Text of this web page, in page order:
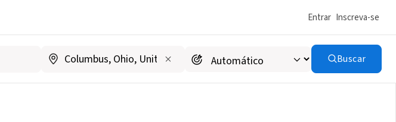
Entrar Inscreva-se
Buscar
Support Centre